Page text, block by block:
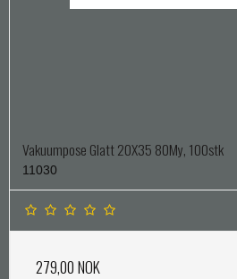
Vakuumpose Glatt 20X35 80My, 100stk
11030
279,00 NOK